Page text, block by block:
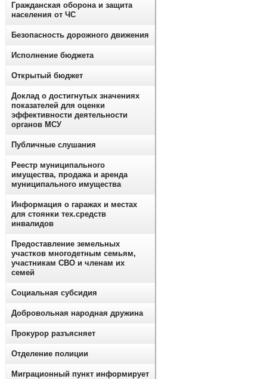
Гражданская оборона и защита
населения от ЧС
Безопасность дорожного движения
Исполнение бюджета
Открытый бюджет
Доклад о достигнутых значениях
показателей для оценки
эффективности деятельности
органов МСУ
Публичные слушания
Реестр муниципального
имущества, продажа и аренда
муниципального имущества
Информация о гаражах и местах
для стоянки тех.средств
инвалидов
Предоставление земельных
участков многодетным семьям,
участникам СВО и членам их
семей
Социальная субсидия
Добровольная народная дружина
Прокурор разъясняет
Отделение полиции
Миграционный пункт информирует